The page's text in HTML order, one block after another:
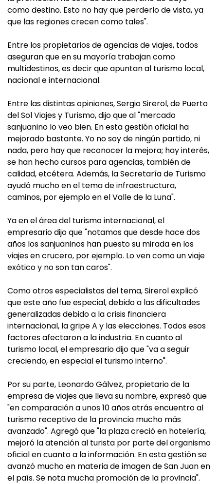
como destino. Esto no hay que perderlo de vista, ya
que las regiones crecen como tales".
Entre los propietarios de agencias de viajes, todos
aseguran que en su mayoría trabajan como
multidestinos, es decir que apuntan al turismo local,
nacional e internacional.
Entre las distintas opiniones, Sergio Sirerol, de Puerto
del Sol Viajes y Turismo, dijo que al "mercado
sanjuanino lo veo bien. En esta gestión oficial ha
mejorado bastante. Yo no soy de ningún partido, ni
nada, pero hay que reconocer la mejora; hay interés,
se han hecho cursos para agencias, también de
calidad, etcétera. Además, la Secretaría de Turismo
ayudó mucho en el tema de infraestructura,
caminos, por ejemplo en el Valle de la Luna".
Ya en el área del turismo internacional, el
empresario dijo que "notamos que desde hace dos
años los sanjuaninos han puesto su mirada en los
viajes en crucero, por ejemplo. Lo ven como un viaje
exótico y no son tan caros".
Como otros especialistas del tema, Sirerol explicó
que este año fue especial, debido a las dificultades
generalizadas debido a la crisis financiera
internacional, la gripe A y las elecciones. Todos esos
factores afectaron a la industria. En cuanto al
turismo local, el empresario dijo que "va a seguir
creciendo, en especial el turismo interno".
Por su parte, Leonardo Gálvez, propietario de la
empresa de viajes que lleva su nombre, expresó que
"en comparación a unos 10 años atrás encuentro al
turismo receptivo de la provincia mucho más
avanzado". Agregó que "la plaza creció en hotelería,
mejoró la atención al turista por parte del organismo
oficial en cuanto a la información. En esta gestión se
avanzó mucho en materia de imagen de San Juan en
el país. Se nota mucha promoción de la provincia".